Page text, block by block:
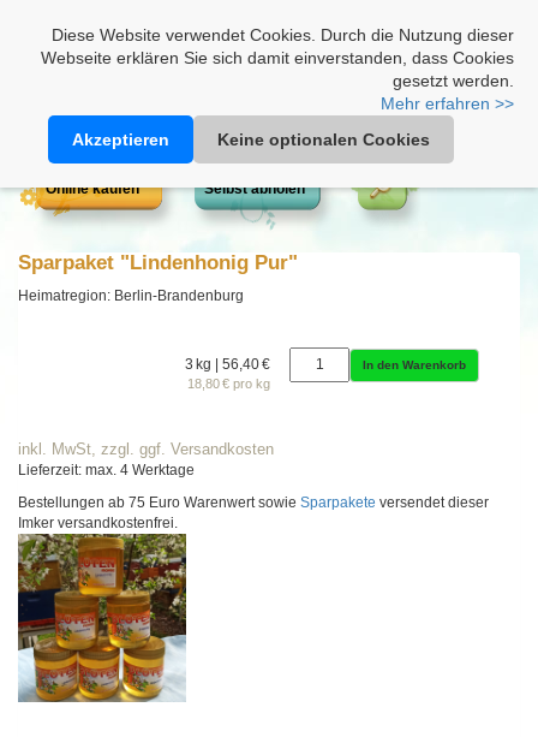
Diese Website verwendet Cookies. Durch die Nutzung dieser
Webseite erklären Sie sich damit einverstanden, dass Cookies
gesetzt werden.
Mehr erfahren >>
Akzeptieren
Keine optionalen Cookies
Online kaufen Selbst abholen
Sparpaket "Lindenhonig Pur"
Heimatregion: Berlin-Brandenburg
3 kg | 56,40 €
18,80 € pro kg
In den Warenkorb
inkl. MwSt, zzgl. ggf. Versandkosten
Lieferzeit: max. 4 Werktage
Bestellungen ab 75 Euro Warenwert sowie Sparpakete versendet dieser
Imker versandkostenfrei.